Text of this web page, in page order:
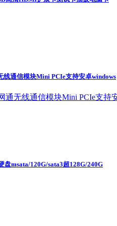
线通信模块Mini PCIe支持安卓windows
通无线通信模块Mini PCIe支持
盘msata/120G/sata3超128G/240G